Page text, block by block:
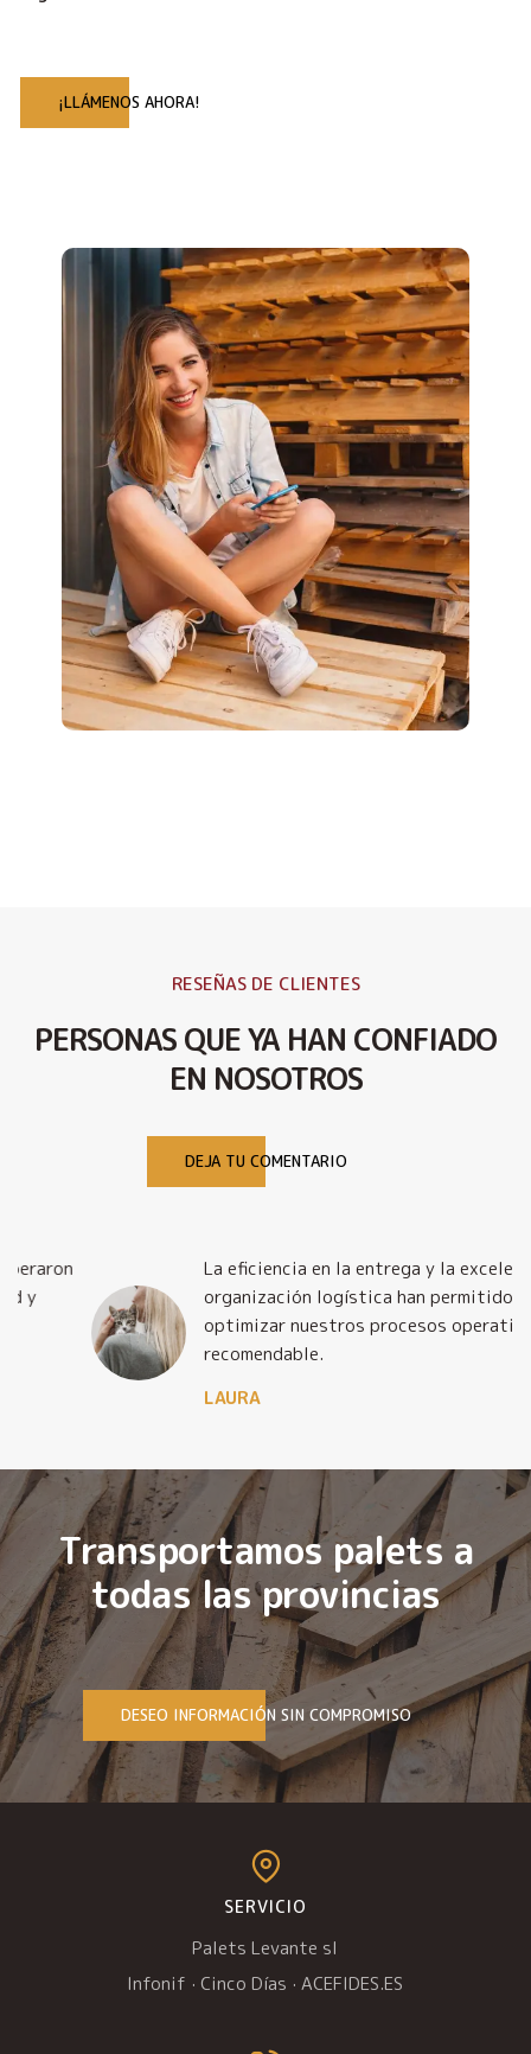
¡LLÁMENOS AHORA!
RESEÑAS DE CLIENTES
PERSONAS QUE YA HAN CONFIADO
EN NOSOTROS
DEJA TU COMENTARIO
La eficiencia en la entrega y la excelente
organización logística han permitido
optimizar nuestros procesos operativos. Muy
recomendable.
Transportamos palets a
todas las provincias
DESEO INFORMACIÓN SIN COMPROMISO
SERVICIO
Palets Levante sl
Infonif ·Cinco Días ·ACEFIDES.ES